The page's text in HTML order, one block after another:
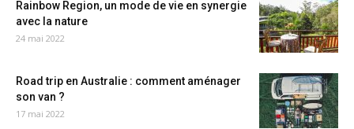
Rainbow Region, un mode de vie en synergie
avec la nature
24 mai 2022
Road trip en Australie : comment aménager
son van ?
17 mai 2022